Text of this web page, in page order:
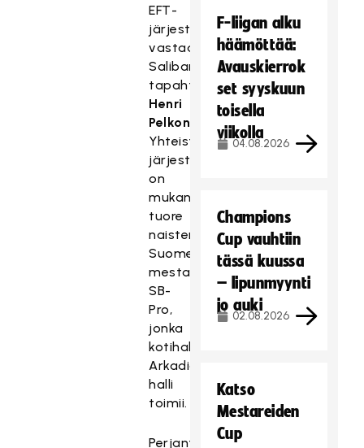
EFT-
järjestelyistä
vastaava
Salibandyliiton
tapahtumakoordinaattori
Henri
Pelkonen
Yhteistyöseurana
järjestelyissä
on
mukana
tuore
naisten
Suomen
mestari
SB-
Pro,
jonka
kotihallina
Arkadia-
halli
toimii.
Perjantaina
F-liigan alku
häämöttää:
Avauskierrok
set syyskuun
toisella
viikolla
04.08.2026
Champions
Cup vauhtiin
tässä kuussa
– lipunmyynti
jo auki
02.08.2026
Katso
Mestareiden
Cup